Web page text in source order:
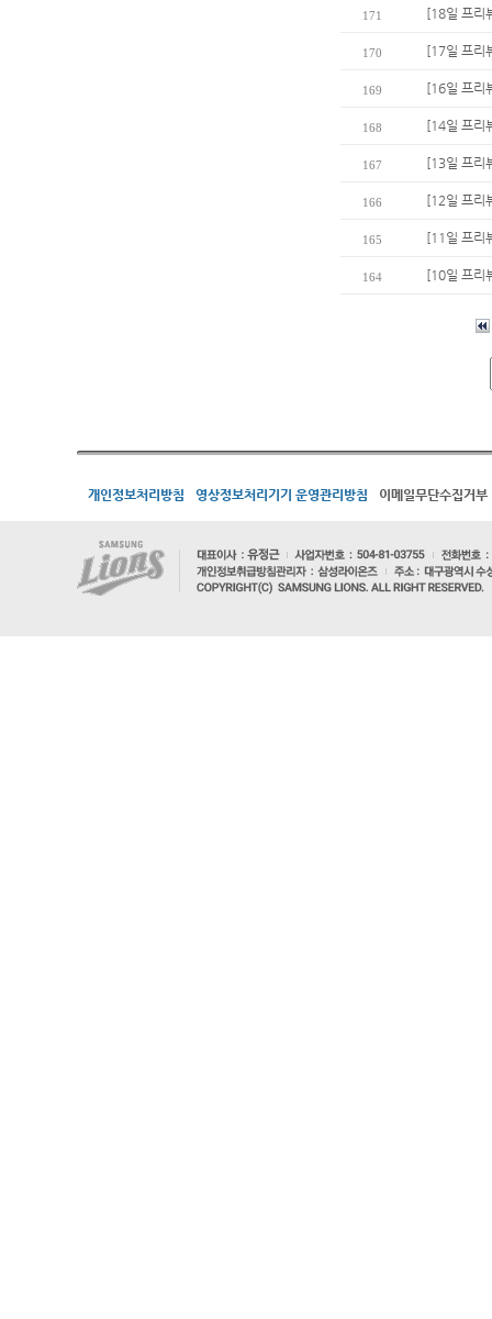
171 [18일 프리
170 [17일 프리
169 [16일 프리
168 [14일 프리
167 [13일 프리
166 [12일 프리
165 [11일 프리
164 [10일 프리
개인정보처리방침 영상정보처리기기 운영관리방침 이메일무단수집거부